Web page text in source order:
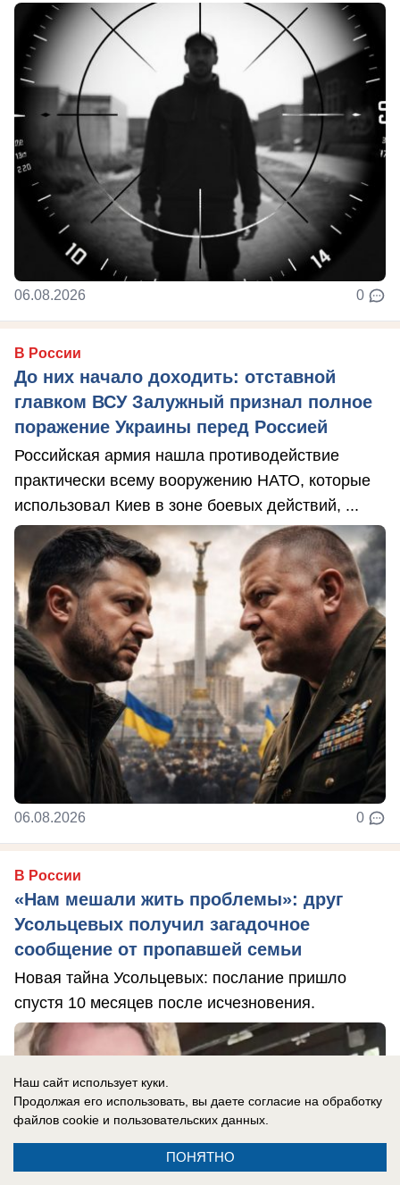
06.08.2026 0
В России
До них начало доходить: отставной
главком ВСУ Залужный признал полное
поражение Украины перед Россией
Российская армия нашла противодействие
практически всему вооружению НАТО, которые
использовал Киев в зоне боевых действий, ...
06.08.2026 0
В России
«Нам мешали жить проблемы»: друг
Усольцевых получил загадочное
сообщение от пропавшей семьи
Новая тайна Усольцевых: послание пришло
спустя 10 месяцев после исчезновения.
Наш сайт использует куки.
Продолжая его использовать, вы даете согласие на обработку
файлов cookie и пользовательских данных.
ПОНЯТНО